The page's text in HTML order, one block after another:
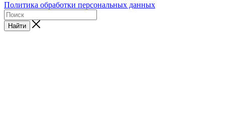
Политика обработки персональных данных
Найти